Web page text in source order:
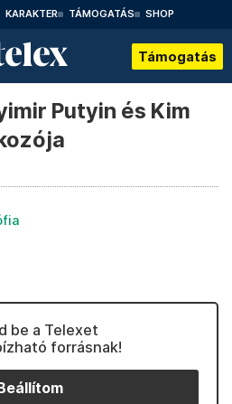
KARAKTER TÁMOGATÁS SHOP
Támogatás
Putyin és Kim
be a Telexet
forrásnak!